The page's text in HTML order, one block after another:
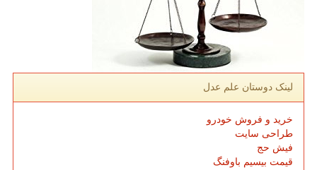
لینک دوستان علم عدل
خرید و فروش خودرو
طراحی سایت
فیش حج
قیمت بیسیم باوفنگ